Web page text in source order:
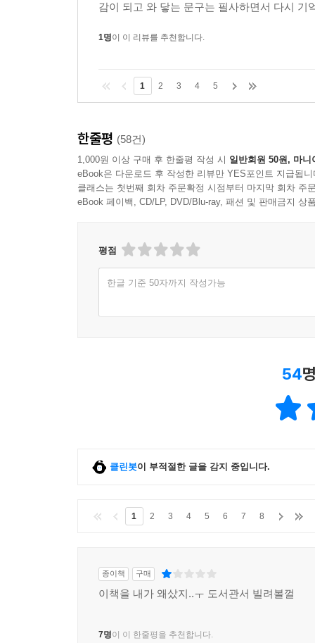
감이 되고 와 닿는 문구는 필사하면서 다시
1명이 이 리뷰를 추천합니다.
1 2 3 4 5
한줄평 (58건)
1,000원 이상 구매 후 한줄평 작성 시 일반회원 50원, 마니
eBook은 다운로드 후 작성한 리뷰만 YES포인트 지급됩니
클래스는 첫번째 회차 주문확정 시점부터 마지막 회차 주
eBook 페이백, CD/LP, DVD/Blu-ray, 패션 및 판매금지 상
평점
한글 기준 50자까지 작성가능
54
클린봇이 부적절한 글을 감지 중입니다.
1 2 3 4 5 6 7 8
종이책 구매
이책을 내가 왜샀지..ㅜ 도서관서 빌려볼껄
7명이 이 한줄평을 추천합니다.